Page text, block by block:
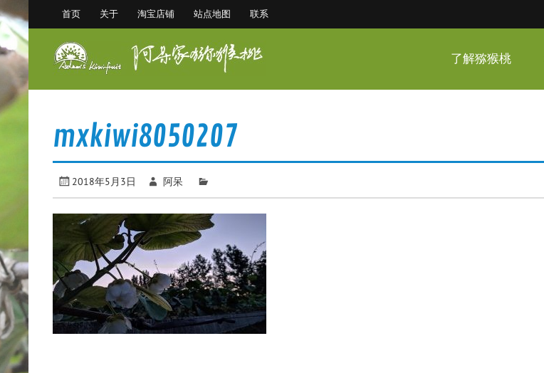
to
content
首页 关于 淘宝店铺 站点地图 联系
阿呆家猕猴桃了解猕猴桃
mxkiwi8050207
2018年5月3日 阿呆